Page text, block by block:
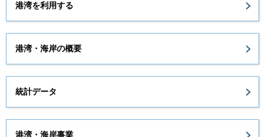
港湾を利用する
港湾・海岸の概要
統計データ
港湾・海岸事業